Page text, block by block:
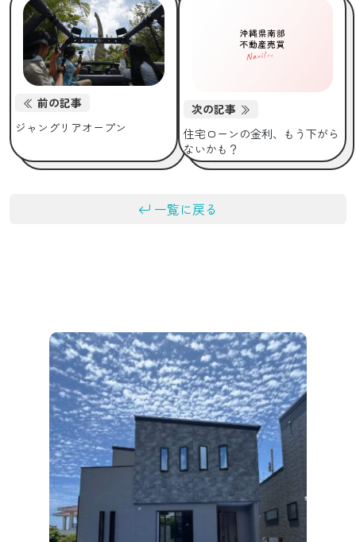
前の記事
ジャングリアオープン
次の記事
住宅ローンの金利、もう下がら
ないかも？
一覧に戻る